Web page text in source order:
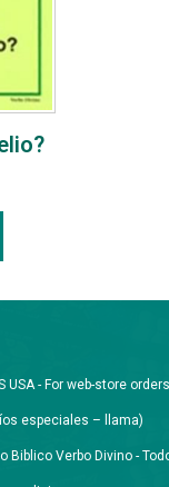
USA - For web-store
especiales – llama)
Biblico Verbo Divino -